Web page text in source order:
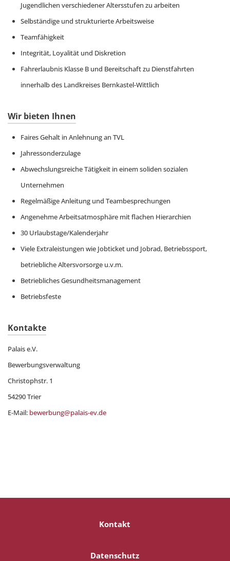
Jugendlichen verschiedener Altersstufen zu arbeiten
Selbständige und strukturierte Arbeitsweise
Teamfähigkeit
Integrität, Loyalität und Diskretion
Fahrerlaubnis Klasse B und Bereitschaft zu Dienstfahrten
innerhalb des Landkreises Bernkastel-Wittlich
Wir bieten Ihnen
Faires Gehalt in Anlehnung an TVL
Jahressonderzulage
Abwechslungsreiche Tätigkeit in einem soliden sozialen
Unternehmen
Regelmäßige Anleitung und Teambesprechungen
Angenehme Arbeitsatmosphäre mit flachen Hierarchien
30 Urlaubstage/Kalenderjahr
Viele Extraleistungen wie Jobticket und Jobrad, Betriebssport,
betriebliche Altersvorsorge u.v.m.
Betriebliches Gesundheitsmanagement
Betriebsfeste
Kontakte
Palais e.V.
Bewerbungsverwaltung
Christophstr. 1
54290 Trier
E-Mail: bewerbung@palais-ev.de
Kontakt
Datenschutz